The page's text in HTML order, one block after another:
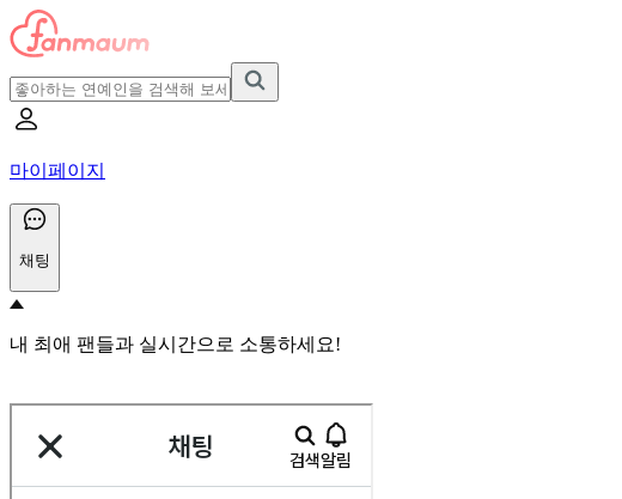
마이페이지
채팅
내 최애 팬들과 실시간으로 소통하세요!